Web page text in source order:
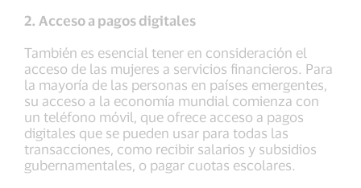
2. Acceso a pagos digitales
También es esencial tener en consideración el
acceso de las mujeres a servicios financieros. Para
la mayoría de las personas en países emergentes,
su acceso a la economía mundial comienza con
un teléfono móvil, que ofrece acceso a pagos
digitales que se pueden usar para todas las
transacciones, como recibir salarios y subsidios
gubernamentales, o pagar cuotas escolares.